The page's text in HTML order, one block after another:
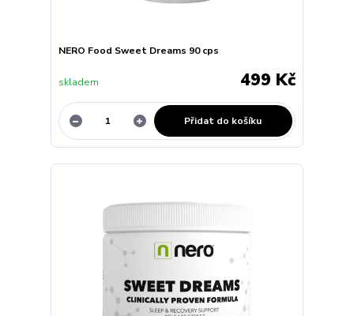
NERO Food Sweet Dreams 90 cps
499 Kč
skladem
Přidat do košíku